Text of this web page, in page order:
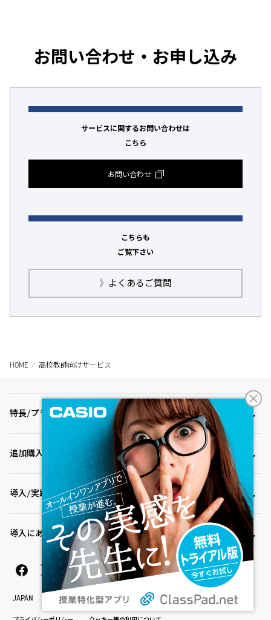
お問い合わせ・お申し込み
サービスに関するお問い合わせは
こちら
お問い合わせ
こちらも
ご覧下さい
》 よくあるご質問
HOME 高校教師向けサービス
特長/プラン
追加購入コンテンツ
導入/実践事例
導入にあたり
JAPAN